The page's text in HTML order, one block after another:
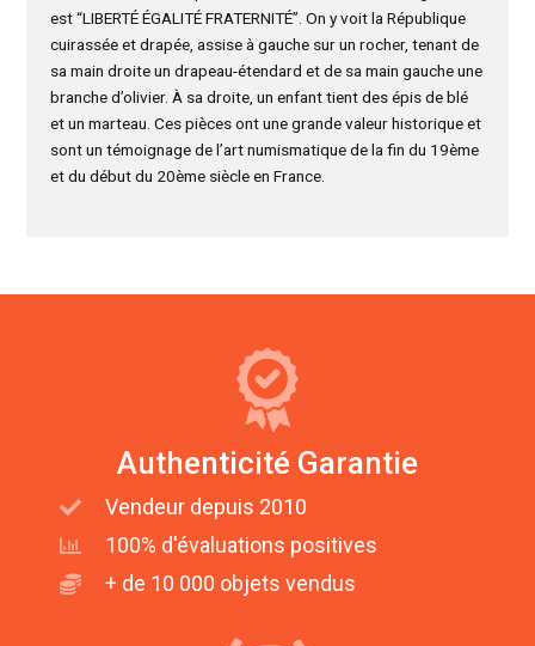
est “LIBERTÉ ÉGALITÉ FRATERNITÉ”. On y voit la République
cuirassée et drapée, assise à gauche sur un rocher, tenant de
sa main droite un drapeau-étendard et de sa main gauche une
branche d’olivier. À sa droite, un enfant tient des épis de blé
et un marteau. Ces pièces ont une grande valeur historique et
sont un témoignage de l’art numismatique de la fin du 19ème
et du début du 20ème siècle en France.
Authenticité Garantie
Vendeur depuis 2010
100% d'évaluations positives
+ de 10 000 objets vendus